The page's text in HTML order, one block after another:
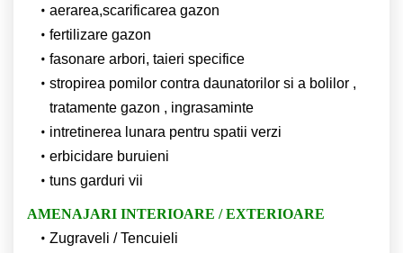
aerarea,scarificarea gazon
fertilizare gazon
fasonare arbori, taieri specifice
stropirea pomilor contra daunatorilor si a bolilor ,
tratamente gazon , ingrasaminte
intretinerea lunara pentru spatii verzi
erbicidare buruieni
tuns garduri vii
AMENAJARI INTERIOARE / EXTERIOARE
Zugraveli / Tencuieli